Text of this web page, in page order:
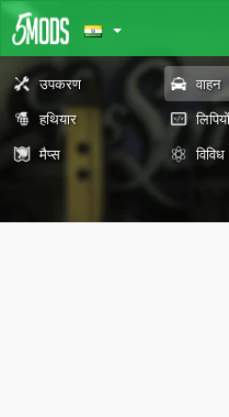
उपकरण वाहन
हथियार
लिपियों
मैप्स
विविध